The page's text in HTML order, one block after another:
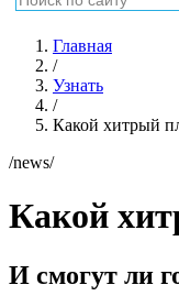
Главная
/
Узнать
/
Какой хитрый
/news/
Какой
И смогут ли